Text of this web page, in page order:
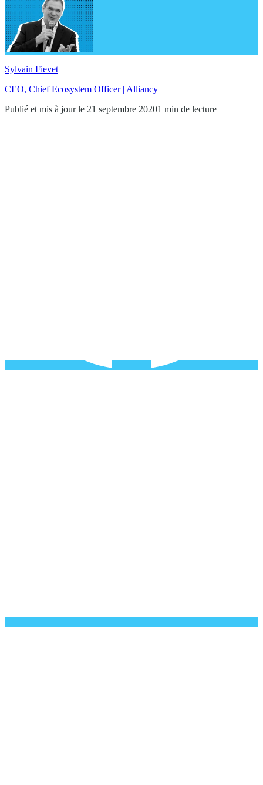
Sylvain Fievet
CEO, Chief Ecosystem Officer | Alliancy
Publié et mis à jour le 21 septembre 20201 min de lecture